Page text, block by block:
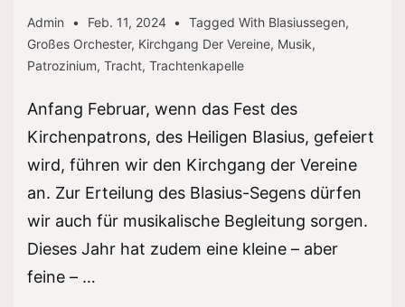
Admin Feb. 11, 2024 Tagged With Blasiussegen,
Großes Orchester, Kirchgang Der Vereine, Musik,
Patrozinium, Tracht, Trachtenkapelle
Anfang Februar, wenn das Fest des
Kirchenpatrons, des Heiligen Blasius, gefeiert
wird, führen wir den Kirchgang der Vereine
an. Zur Erteilung des Blasius-Segens dürfen
wir auch für musikalische Begleitung sorgen.
Dieses Jahr hat zudem eine kleine – aber
feine – …